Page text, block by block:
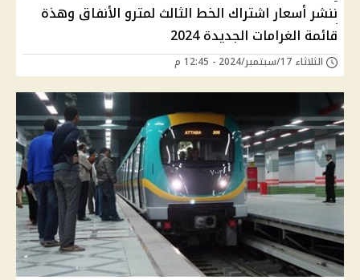
ننشر أسعار اشتراك الخط الثالث لمترو الأنفاق وهذة
قائمة الغرامات الجديدة 2024
الثلاثاء 17/سبتمبر/2024 - 12:45 م